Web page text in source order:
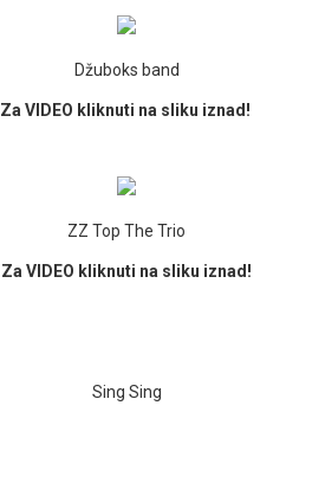
Džuboks band
Za VIDEO kliknuti na sliku iznad!
ZZ Top The Trio
Za VIDEO kliknuti na sliku iznad!
Sing Sing